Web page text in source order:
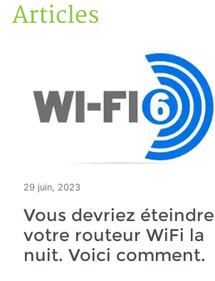
Accueil
Articles
Articles
29 juin, 2023
Vous devriez éteindre
votre routeur WiFi la
nuit. Voici comment.